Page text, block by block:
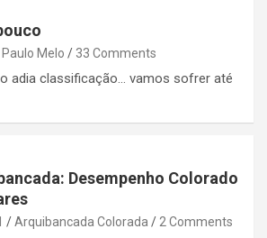
Paulo Melo 33 Comments
adia classificação... vamos sofrer até
Desempenho Colorado
Arquibancada Colorada 2 Comments